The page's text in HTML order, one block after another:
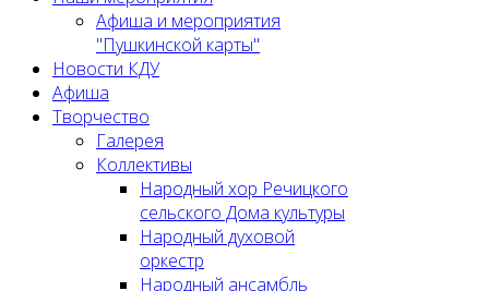
Афиша и мероприятия
"Пушкинской карты"
Новости КДУ
Афиша
Творчество
Галерея
Коллективы
Народный хор Речицкого
сельского Дома культуры
Народный духовой
оркестр
Народный ансамбль